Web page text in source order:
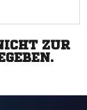
ZUR